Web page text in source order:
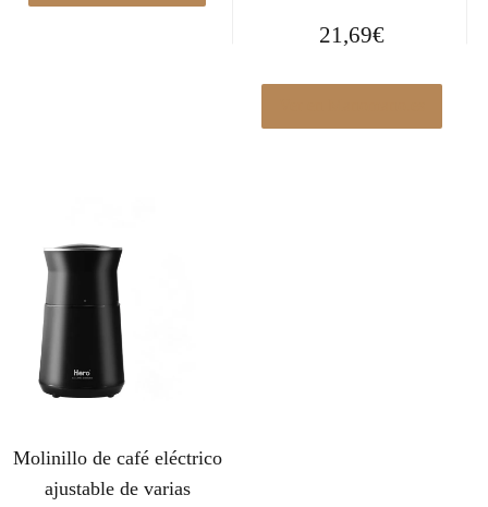
21,69€
Molinillo de café eléctrico
ajustable de varias